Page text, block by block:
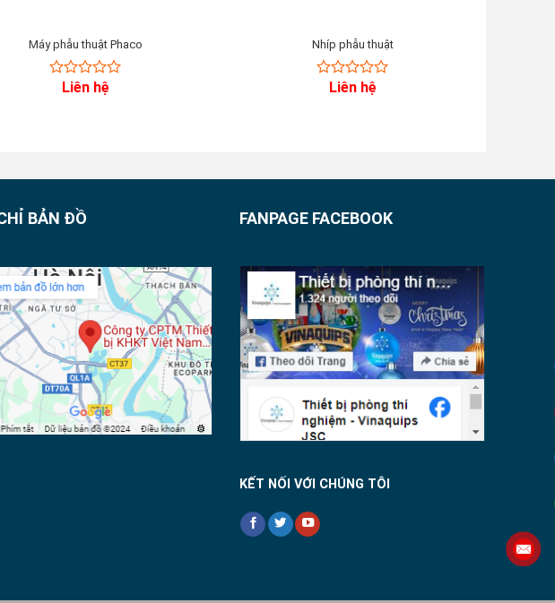
Máy phẫu thuật Phaco
Liên hệ
Nhíp phẫu thuật
Liên hệ
BẢN ĐỒ FANPAGE FACEBOOK
KẾT NỐI VỚI CHÚNG TÔI